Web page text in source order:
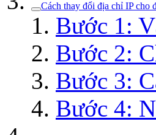
Cách thay đổi địa chỉ IP cho
Bước 1:
Bước 2:
Bước 3:
Bước 4: